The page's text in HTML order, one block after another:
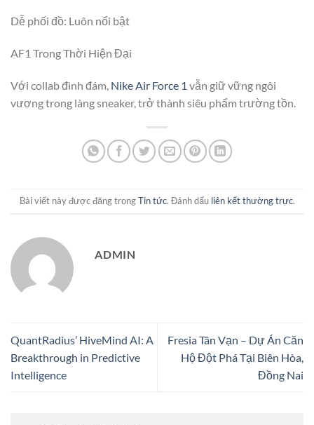
Dễ phối đồ: Luôn nổi bật
AF1 Trong Thời Hiện Đại
Với collab đình đám, Nike Air Force 1 vẫn giữ vững ngôi
vương trong làng sneaker, trở thành siêu phẩm trường tồn.
Bài viết này được đăng trongTin tức. Đánh dấu liên kết thường trực.
ADMIN
QuantRadius’ HiveMind AI: A
Breakthrough in Predictive
Intelligence
Fresia Tân Vạn – Dự Án Căn
Hộ Đột Phá Tại Biên Hòa,
Đồng Nai